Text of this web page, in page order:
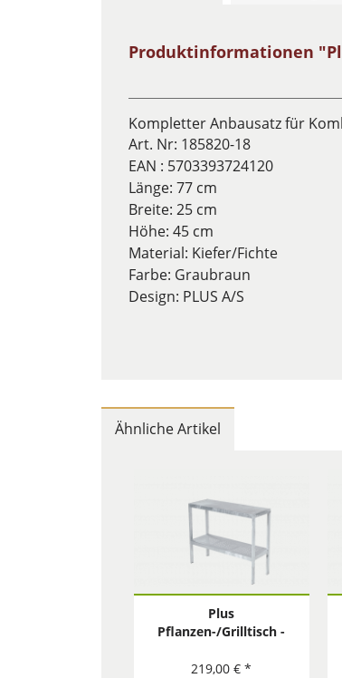
Produktinformationen
Kompletter Anbausatz für
Art. Nr: 185820-18
EAN : 5703393724120
Länge: 77 cm
Breite: 25 cm
Höhe: 45 cm
Material: Kiefer/Fichte
Farbe: Graubraun
Design: PLUS A/S
Ähnliche Artikel
Plus
Pflanzen-/Grilltisch -
219,00 € *